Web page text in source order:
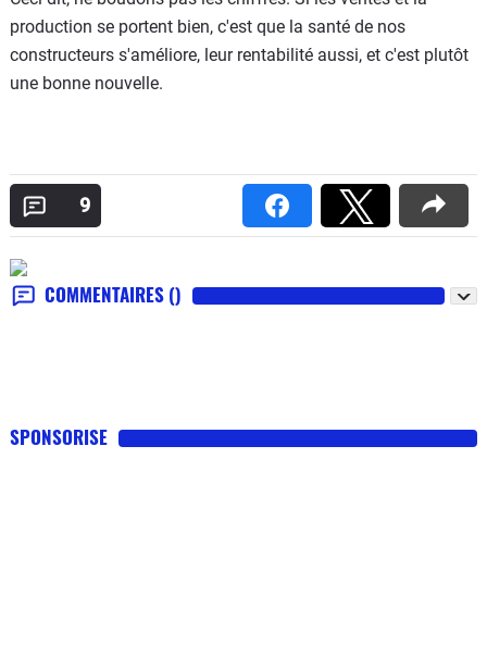
production se portent bien, c'est que la santé de nos
constructeurs s'améliore, leur rentabilité aussi, et c'est plutôt
une bonne nouvelle.
9
COMMENTAIRES ()
SPONSORISE